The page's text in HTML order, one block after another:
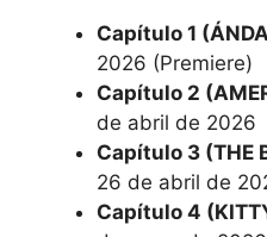
Capítulo 1
2026 (Premiere)
Capítulo 2
de abril de 2026
Capítulo 3 (THE
26 de abril de
Capítulo 4